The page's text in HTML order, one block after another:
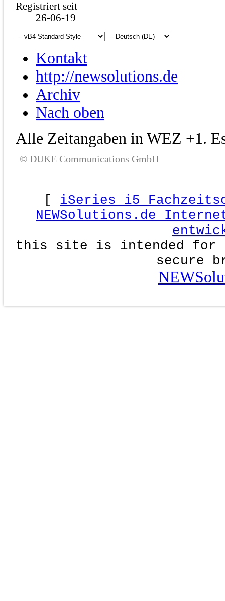
Registriert seit
26-06-19
Kontakt
http://newsolutions.de
Archiv
Nach oben
Alle Zeitangaben in WEZ +1.
© DUKE Communications GmbH
[ iSeries i5
NEWSolutions.de
this site is intended for
secure